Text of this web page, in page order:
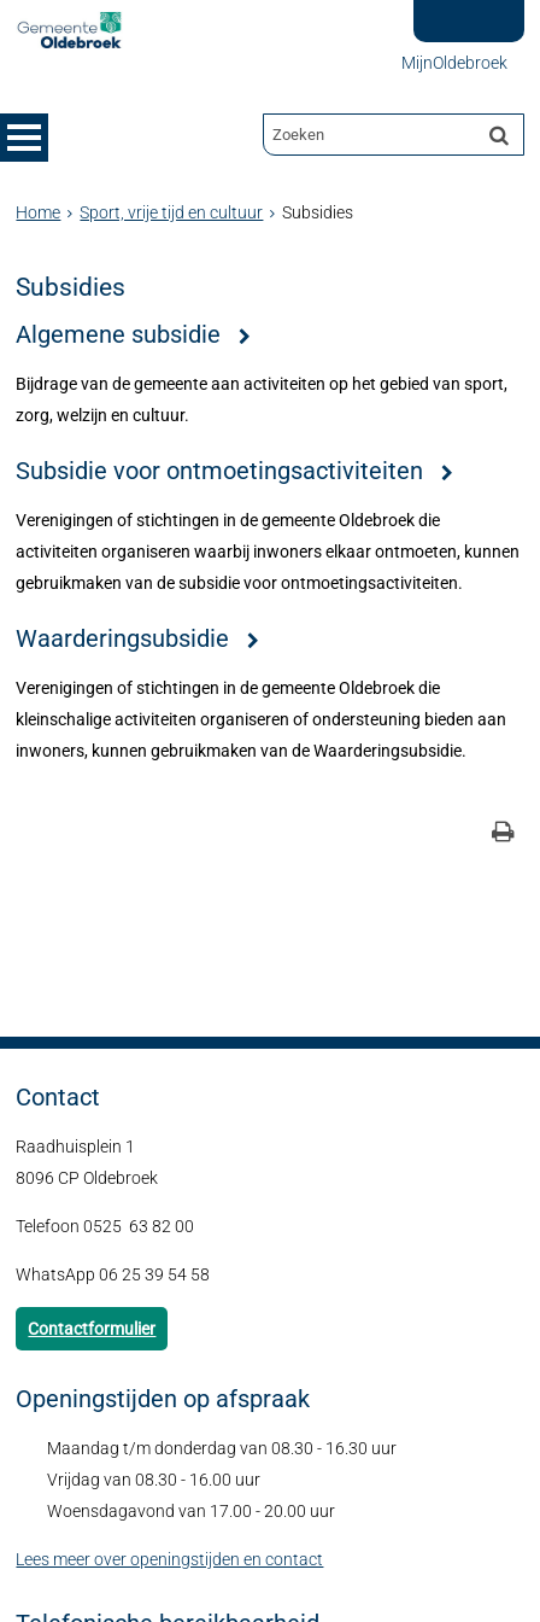
MijnOldebroek
Home Sport, vrije tijd en cultuur Subsidies
Subsidies
Algemene subsidie
Bijdrage van de gemeente aan activiteiten op het gebied van sport,
zorg, welzijn en cultuur.
Subsidie voor ontmoetingsactiviteiten
Verenigingen of stichtingen in de gemeente Oldebroek die
activiteiten organiseren waarbij inwoners elkaar ontmoeten, kunnen
gebruikmaken van de subsidie voor ontmoetingsactiviteiten.
Waarderingsubsidie
Verenigingen of stichtingen in de gemeente Oldebroek die
kleinschalige activiteiten organiseren of ondersteuning bieden aan
inwoners, kunnen gebruikmaken van de Waarderingsubsidie.
Contact
Raadhuisplein 1
8096 CP Oldebroek
Telefoon 0525 63 82 00
WhatsApp 06 25 39 54 58
Contactformulier
Openingstijden op afspraak
Maandag t/m donderdag van 08.30 - 16.30 uur
Vrijdag van 08.30 - 16.00 uur
Woensdagavond van 17.00 - 20.00 uur
Lees meer over openingstijden en contact